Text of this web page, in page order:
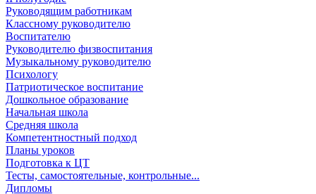
Руководящим работникам
Классному руководителю
Воспитателю
Руководителю физвоспитания
Музыкальному руководителю
Психологу
Патриотическое воспитание
Дошкольное образование
Начальная школа
Средняя школа
Компетентностный подход
Планы уроков
Подготовка к ЦТ
Тесты, самостоятельные, контрольные...
Дипломы